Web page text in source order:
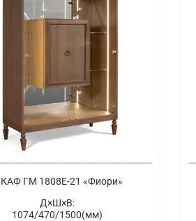
ГМ 1808E-21 «Фиори»
Д×Ш×В:
1074/470/1500(мм)